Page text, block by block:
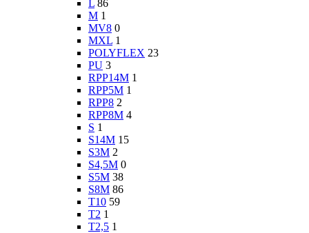
L 86
M 1
MV8 0
MXL 1
POLYFLEX 23
PU 3
RPP14M 1
RPP5M 1
RPP8 2
RPP8M 4
S 1
S14M 15
S3M 2
S4,5M 0
S5M 38
S8M 86
T10 59
T2 1
T2,5 1